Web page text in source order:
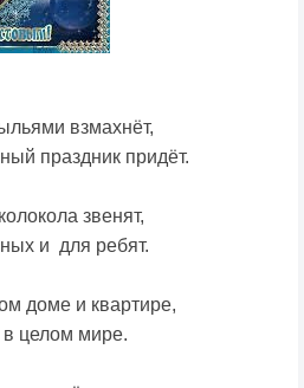
взмахнёт,
праздник придёт.
звенят,
и для ребят.
доме и квартире,
целом мире.